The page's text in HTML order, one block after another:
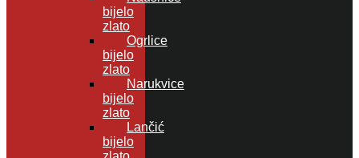
bijelo
zlato
Ogrlice
bijelo
zlato
Narukvice
bijelo
zlato
Lančić
bijelo